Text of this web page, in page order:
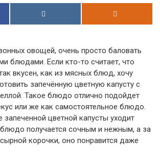
овощей, очень просто баловать
блюдами. Если кто-то считает, что
вкусен, как из мясных блюд, хочу
запечённую цветную капусту с
Такое блюдо отлично подойдет
или же как самостоятельное блюдо.
запеченной цветной капусты уходит
блюдо получается сочным и нежным, а за
корочки, оно понравится даже